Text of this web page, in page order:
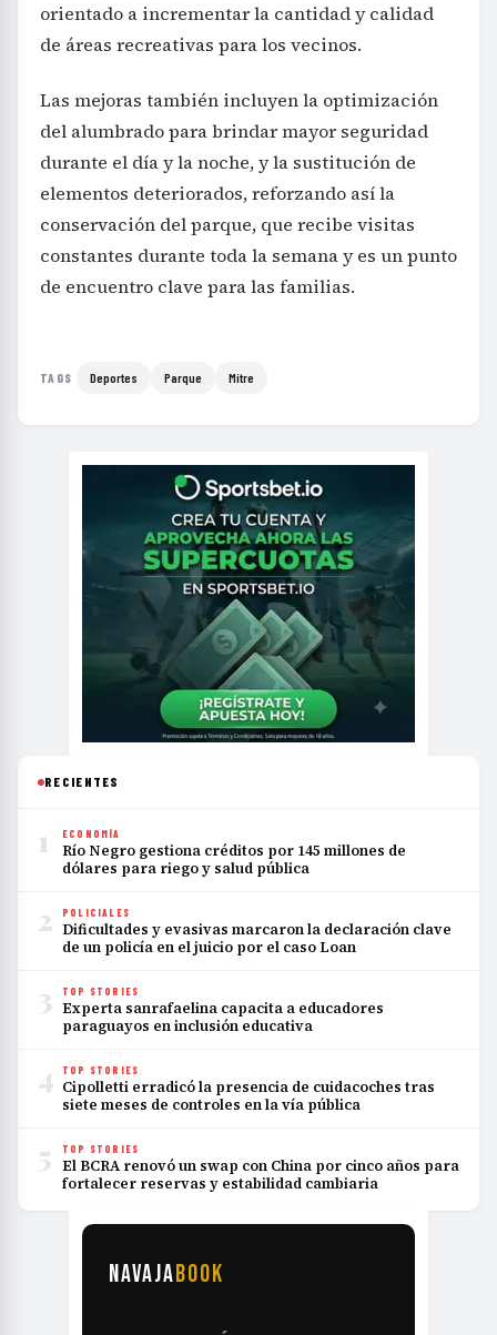
orientado a incrementar la cantidad y calidad
de áreas recreativas para los vecinos.
Las mejoras también incluyen la optimización
del alumbrado para brindar mayor seguridad
durante el día y la noche, y la sustitución de
elementos deteriorados, reforzando así la
conservación del parque, que recibe visitas
constantes durante toda la semana y es un punto
de encuentro clave para las familias.
TAGS Deportes Parque Mitre
RECIENTES
1 ECONOMÍA
Río Negro gestiona créditos por 145 millones de
dólares para riego y salud pública
2 POLICIALES
Dificultades y evasivas marcaron la declaración clave
de un policía en el juicio por el caso Loan
3 TOP STORIES
Experta sanrafaelina capacita a educadores
paraguayos en inclusión educativa
4 TOP STORIES
Cipolletti erradicó la presencia de cuidacoches tras
siete meses de controles en la vía pública
5 TOP STORIES
El BCRA renovó un swap con China por cinco años para
fortalecer reservas y estabilidad cambiaria
NAVAJABOOK